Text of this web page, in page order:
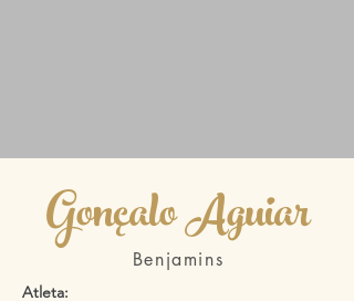
Gonçalo Aguiar
Benjamins
Atleta: